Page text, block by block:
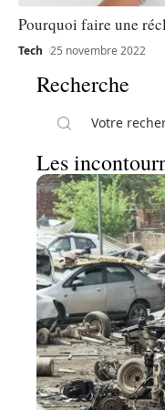
Pourquoi faire une
Tech 25 novembre 2022
Recherche
Les